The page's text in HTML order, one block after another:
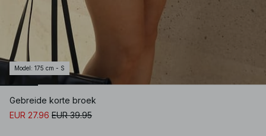
Model : 175 cm - S
Gebreide korte broek
EUR 27.96 EUR 39.95